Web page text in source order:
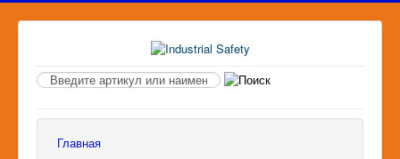
Поиск
Главная